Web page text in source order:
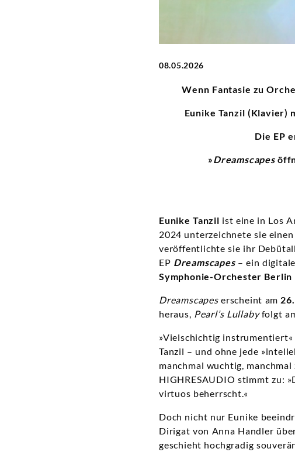
08.05.2026
Wenn Fantasie zu
Eunike Tanzil (Klavier)
Die EP
»Dreamscapes
Eunike Tanzil ist eine in Los
2024 unterzeichnete sie
veröffentlichte sie ihr
EP Dreamscapes– ein
Symphonie-Orchester Berlin
Dreamscapeserscheint am
heraus, Pearl’s Lullabyfolgt
»Vielschichtig
Tanzil – und ohne jede
manchmal wuchtig,
HIGHRESAUDIO stimmt zu:
virtuos beherrscht.«
Doch nicht nur Eunike
Dirigat von Anna Handler
geschieht hochgradig